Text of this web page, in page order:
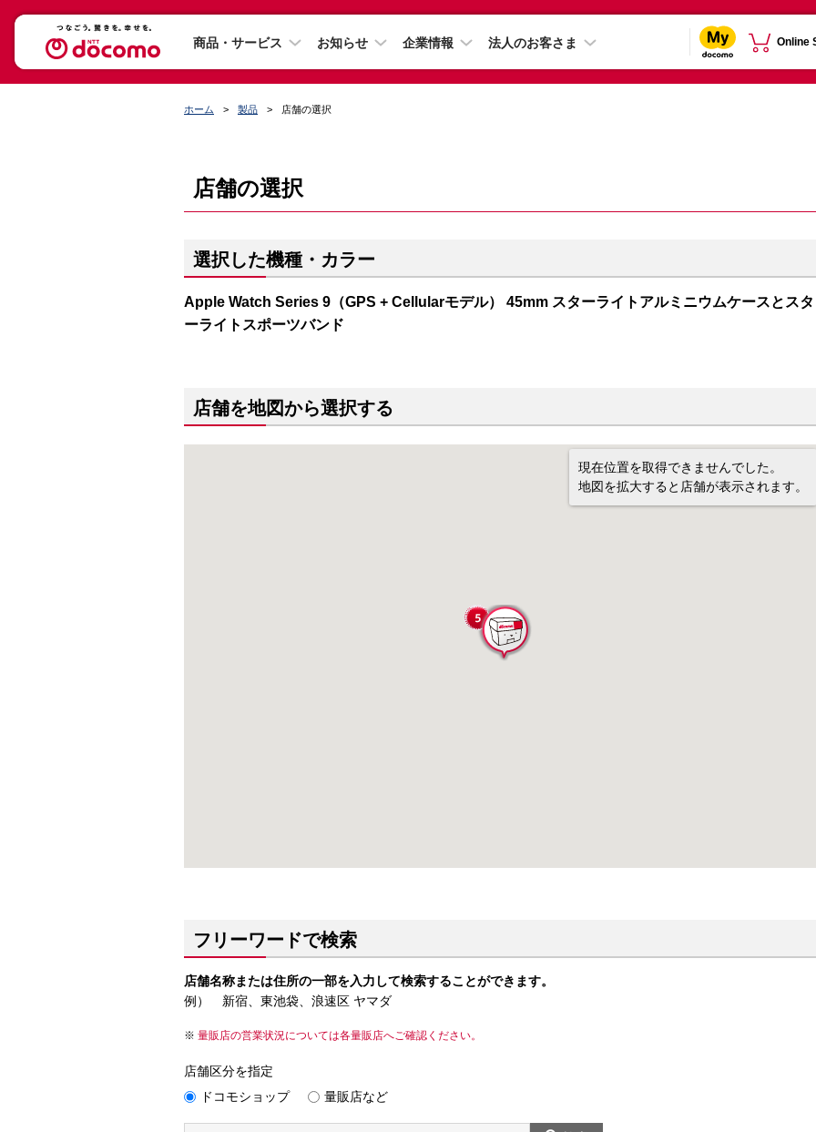
商品・サービス お知らせ 企業情報 法人のお客さま Online
ホーム 製品 店舗の選択
店舗の選択
選択した機種・カラー
Apple Watch Series 9（GPS + Cellularモデル） 45mm スターライトアルミニウムケースとスタ
ーライトスポーツバンド
店舗を地図から選択する
現在位置を取得できませんでした。
地図を拡大すると店舗が表示されます。
フリーワードで検索
店舗名称または住所の一部を入力して検索することができます。
例） 新宿、東池袋、浪速区 ヤマダ
量販店の営業状況については各量販店へご確認ください。
店舗区分を指定
ドコモショップ
量販店など